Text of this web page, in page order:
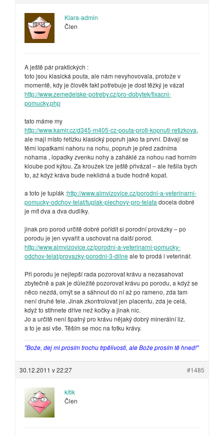
Klara-admin
Člen
A ještě pár praktických :
toto jsou klasická pouta, ale nám nevyhovovala, protože v
momentě, kdy je člověk fakt potřebuje je dost těžký je vázat
http://www.zemedelske-potreby.cz/pro-dobytek/fixacni-
pomucky.php
tato máme my
http://www.kamir.cz/d345-m405-cz-pouta-proti-kopnuti-retizkova,
ale mají místo řetízku klasický popruh jako ta první. Dávají se
těmi lopatkami nahoru na nohu, popruh je před zadníma
nohama , lopadky zvenku nohy a zaháklé za nohou nad horním
kloube pod kýtou. Za kroužek lze ještě přivázat – ale řešila bych
to, až když kráva bude neklidná a bude hodně kopat.
a toto je tuplák :http://www.almvizovice.cz/porodni-a-veterinarni-
pomucky-odchov-telat/tuplak-plechovy-pro-telata docela dobré
je mít dva a dva dudlíky.
jinak pro porod určitě dobré pořídit si porodní provázky – po
porodu je jen vyvařit a uschovat na další porod.
http://www.almvizovice.cz/porodni-a-veterinarni-pomucky-
odchov-telat/provazky-porodni-3-dilneale to prodá i veterinář.
Při porodu je nejlepší rada pozorovat krávu a nezasahovat
zbytečně a pak je důležité pozorovat krávu po porodu, a když se
něco nezdá, omýt se a sáhnout do ní až po rameno, zda tam
není druhé tele. Jinak zkontrolovat jen placentu, zda je celá,
když to stihnete dříve než kočky a jinak nic.
Jo a určitě není špatný pro krávu nějaký dobrý minerální liz.
a to je asi vše. Těším se moc na fotku krávy.
"Bože, dej mi prosím trochu trpělivosti, ale Bože prosím tě hned!"
30.12.2011 v 22:27 #1485
kitik
Člen